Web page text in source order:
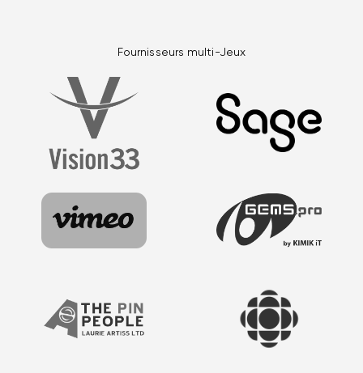
Fournisseurs multi-Jeux